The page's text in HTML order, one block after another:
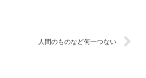
人間のものなど何一つない